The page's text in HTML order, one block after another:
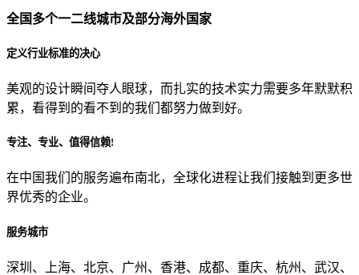
贵公司的团队规模是？
目前主要的营销渠道是？
全国多个一二线城市及部分海外国家
定义行业标准的决心
美观的设计瞬间夺人眼球，而扎实的技术实力需要多年默默积
累，看得到的看不到的我们都努力做到好。
专注、专业、值得信赖!
在中国我们的服务遍布南北，全球化进程让我们接触到更多世
界优秀的企业。
服务城市
深圳、上海、北京、广州、香港、成都、重庆、杭州、武汉、